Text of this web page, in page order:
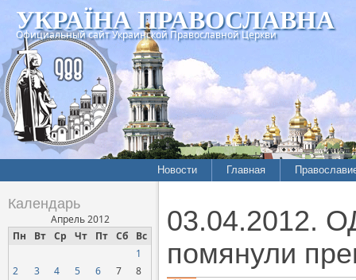
УКРАЇНА ПРАВОСЛАВНА
Официальный сайт Украинской Православной Церкви
Новости
Межконфессиональные
отношения
Нарушения прав
верующих
Главная
История
Хроники
Календарь
Апрель 2012
Пн
Вт Ср Чт Пт Сб Вс
1
2
3 4 5 6 7
8
03.04.2012.
помянули